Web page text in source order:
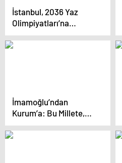
İstanbul, 2036 Yaz
Olimpiyatları’na
adaylık için
hazırlanıyor
İmamoğlu’ndan
Kurum’a: Bu Millete,
‘Kanal İstanbul
Gündemimde Yok’